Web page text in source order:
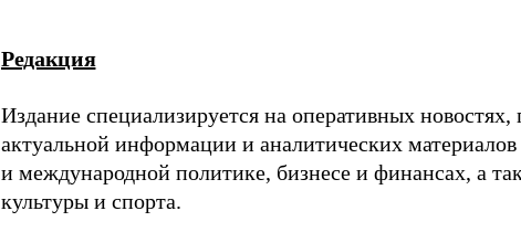
Редакция
Издание специализируется на оперативных
актуальной информации и аналитических
и международной политике, бизнесе и финансах, а
культуры и спорта.